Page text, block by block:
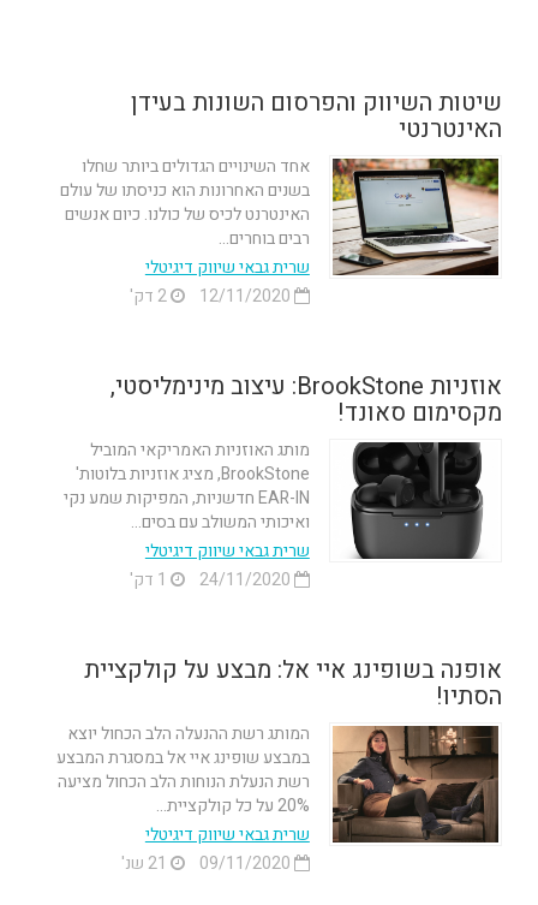
שיטות השיווק והפרסום השונות בעידן
האינטרנטי
אחד השינויים הגדולים ביותר שחלו
בשנים האחרונות הוא כניסתו של עולם
האינטרנט לכיס של כולנו. כיום אנשים
רבים בוחרים...
שרית גבאי שיווק דיגיטלי
2 דק'
אוזניות BrookStone: עיצוב מינימליסטי,
מקסימום סאונד!
מותג האוזניות האמריקאי המוביל
BrookStone, מציג אוזניות בלוטות'
EAR-IN חדשניות, המפיקות שמע נקי
ואיכותי המשולב עם בסים...
שרית גבאי שיווק דיגיטלי
אופנה בשופינג איי אל: מבצע על קולקציית
הסתיו!
המותג רשת ההנעלה הלב הכחול יוצא
במבצע שופינג איי אל במסגרת המבצע
רשת הנעלת הנוחות הלב הכחול מציעה
20% על כל קולקציית...
שרית גבאי שיווק דיגיטלי